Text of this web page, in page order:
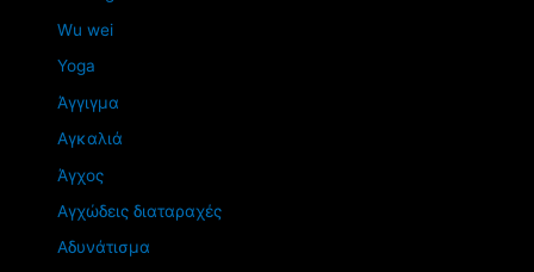
Wu wei
Yoga
Άγγιγμα
Αγκαλιά
Άγχος
Αγχώδεις διαταραχές
Αδυνάτισμα